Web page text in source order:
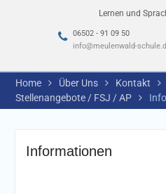
Lernen und
06502 - 91 09 50
info@meulenwald-
Home Über Uns
Kontakt
Stellenangebote / FSJ / AP
Informationen